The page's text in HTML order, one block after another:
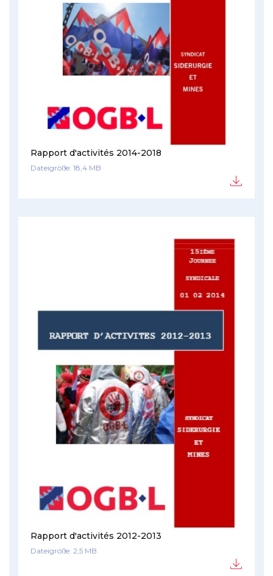
Rapport d'activités 2014-2018
Dateigröße: 18,4 MB
Rapport d'activités 2012-2013
Dateigröße: 2,5 MB